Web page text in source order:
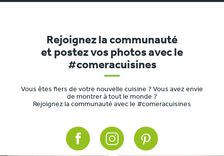
Rejoignez la communauté
et postez vos photos avec le
#comeracuisines
Vous êtes fiers de votre nouvelle cuisine ? Vous avez envie
de montrer à tout le monde ?
Rejoignez la communauté avec le #comeracuisines